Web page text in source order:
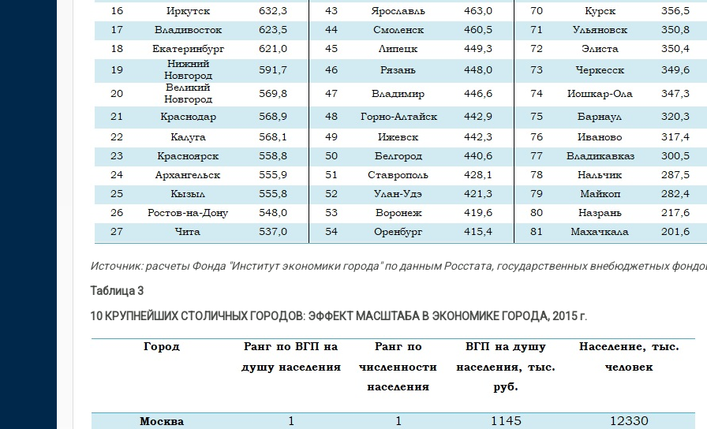
Источник: расчеты Фонда "Институт экономики города" по данным Росстата, государственных внебюджетных
Таблица 3
10 КРУПНЕЙШИХ СТОЛИЧНЫХ ГОРОДОВ: ЭФФЕКТ МАСШТАБА В ЭКОНОМИКЕ ГОРОДА, 2015 г.